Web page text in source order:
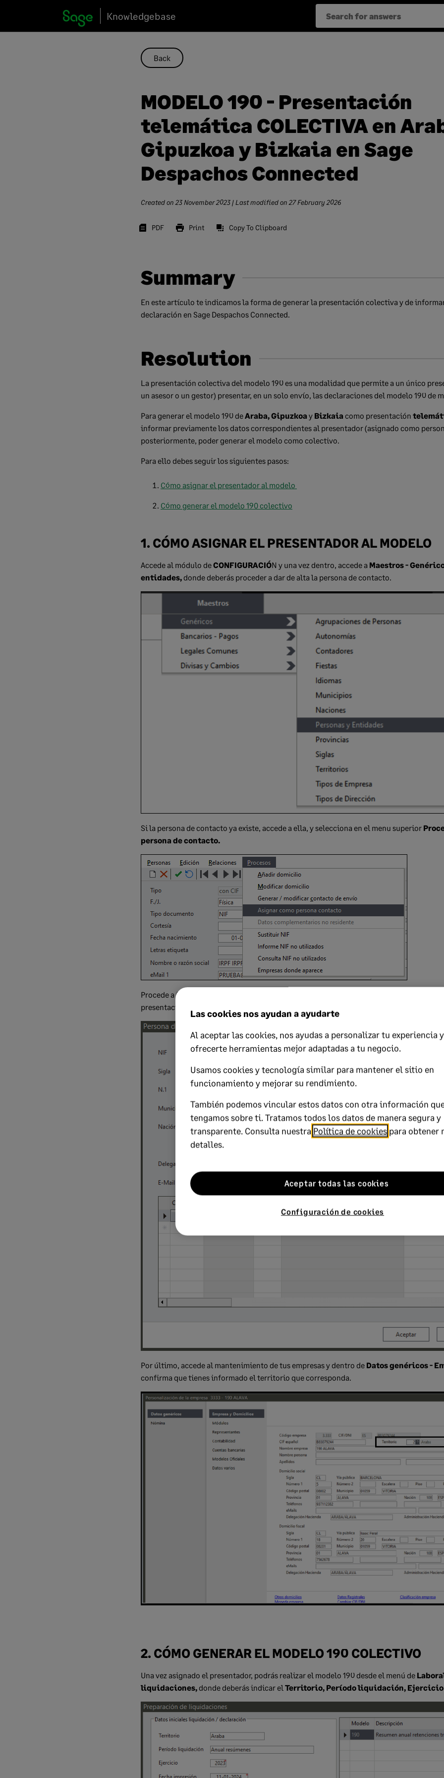
content
Knowledgebase
Back
MODELO 190 - Presentación
telemática COLECTIVA en
Gipuzkoa y Bizkaia en Sage
Despachos Connected
Created on 23 November 2023 | Last modified on 27 February 2026
PDF Print Copy To Clipboard
Summary
En este artículo te indicamos la forma de generar la presentación colectiva y de
declaración en Sage Despachos Connected.
Resolution
La presentación colectiva del modelo 190 es una modalidad que permite a un único
un asesor o un gestor) presentar, en un solo envío, las declaraciones del modelo 190 de
Para generar el modelo 190 deAraba, Gipuzkoa y Bizkaia como presentación
informar previamente los datos correspondientes al presentador (asignado como
posteriormente, poder generar el modelo como colectivo.
Para ello debes seguir los siguientes pasos:
Cómo asignar el presentador al modelo
Cómo generar el modelo 190 colectivo
1. CÓMO ASIGNAR EL PRESENTADOR AL MODELO
Accede al módulo deCONFIGURACIÓN y una vez dentro, accede a Maestros -
entidades, donde deberás proceder a dar de alta la persona de contacto.
Si la persona de contacto ya existe, accede a ella, y selecciona en el menu superior
persona de contacto.
Procede a identificar los datos de la persona de contacto y los modelos de los
presentaciones, y pulsa
Por último, accede al mantenimiento de tus empresas y dentro de Datos genéricos -
confirma que tienes informado el territorio que corresponda.
2. CÓMO GENERAR EL MODELO 190 COLECTIVO
Una vez asignado el presentador, podrás realizar el modelo 190 desde el menú de
liquidaciones, donde deberás indicar el Territorio, Período liquidación, Ejercicio
Las cookies nos ayudan a ayudarte
Al aceptar las cookies, nos ayudas a personalizar tu experiencia
ofrecerte herramientas mejor adaptadas a tu negocio.
Usamos cookies y tecnología similar para mantener el sitio en
funcionamiento y mejorar su rendimiento.
También podemos vincular estos datos con otra información
tengamos sobre ti. Tratamos todos los datos de manera segura y
transparente. Consulta nuestra Política de cookies para obtener
detalles.
Configuración de cookies
Aceptar todas las cookies